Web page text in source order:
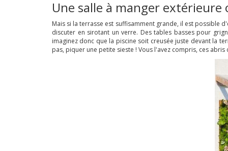
Une salle à manger
Mais si la terrasse est suffisamment grande, il est possible
discuter en sirotant un verre. Des tables basses pour
imaginez donc que la piscine soit creusée juste devant la
pas, piquer une petite sieste ! Vous l'avez compris, ces